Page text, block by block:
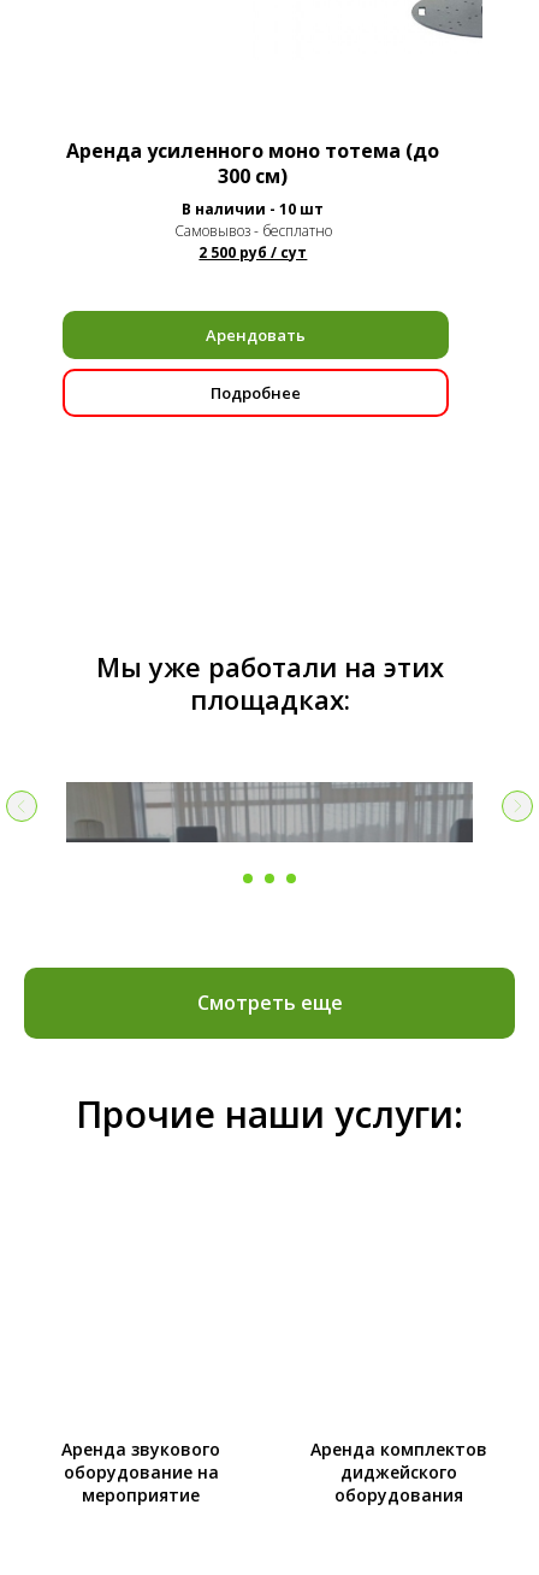
Аренда усиленного моно тотема (до
300 см)
В наличии - 10 шт
Самовывоз - бесплатно
2 500 руб / сут
Арендовать
Подробнее
Мы уже работали на этих
площадках:
Смотреть еще
Прочие наши услуги:
Аренда звукового
оборудование на
мероприятие
Аренда комплектов
диджейского
оборудования